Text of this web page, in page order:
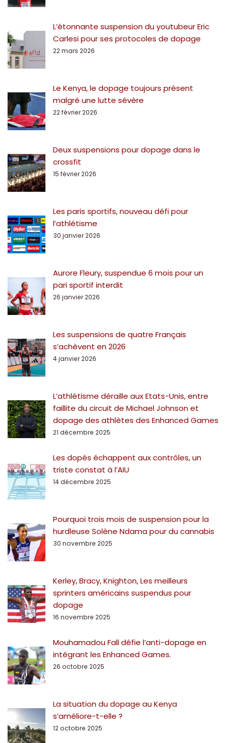
L’étonnante suspension du youtubeur Eric
Carlesi pour ses protocoles de dopage
22 mars 2026
Le Kenya, le dopage toujours présent
malgré une lutte sévère
22 février 2026
Deux suspensions pour dopage dans le
crossfit
15 février 2026
Les paris sportifs, nouveau défi pour
l’athlétisme
30 janvier 2026
Aurore Fleury, suspendue 6 mois pour un
pari sportif interdit
26 janvier 2026
Les suspensions de quatre Français
s’achèvent en 2026
4 janvier 2026
L’athlétisme déraille aux Etats-Unis, entre
faillite du circuit de Michael Johnson et
dopage des athlètes des Enhanced Games
21 décembre 2025
Les dopés échappent aux contrôles, un
triste constat à l’AIU
14 décembre 2025
Pourquoi trois mois de suspension pour la
hurdleuse Solène Ndama pour du cannabis
30 novembre 2025
Kerley, Bracy, Knighton, Les meilleurs
sprinters américains suspendus pour
dopage
16 novembre 2025
Mouhamadou Fall défie l’anti-dopage en
intégrant les Enhanced Games.
26 octobre 2025
La situation du dopage au Kenya
s’améliore-t-elle ?
12 octobre 2025